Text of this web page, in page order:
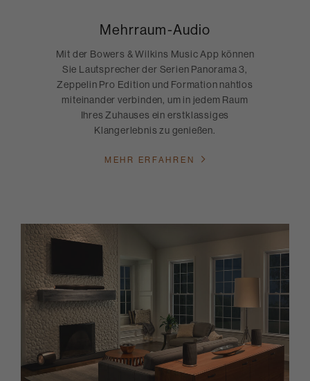
Mehrraum-Audio
Mit der Bowers & Wilkins Music App können
Sie Lautsprecher der Serien Panorama 3,
Zeppelin Pro Edition und Formation nahtlos
miteinander verbinden, um in jedem Raum
Ihres Zuhauses ein erstklassiges
Klangerlebnis zu genießen.
MEHR ERFAHREN